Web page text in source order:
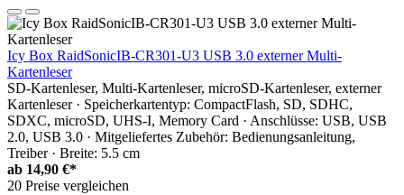
Icy Box RaidSonicIB-CR301-U3 USB 3.0 externer Multi-
Kartenleser
SD-Kartenleser, Multi-Kartenleser, microSD-Kartenleser, externer
Kartenleser · Speicherkartentyp: CompactFlash, SD, SDHC,
SDXC, microSD, UHS-I, Memory Card · Anschlüsse: USB, USB
2.0, USB 3.0 · Mitgeliefertes Zubehör: Bedienungsanleitung,
Treiber · Breite: 5.5 cm
ab 14,90 €*
20 Preise vergleichen